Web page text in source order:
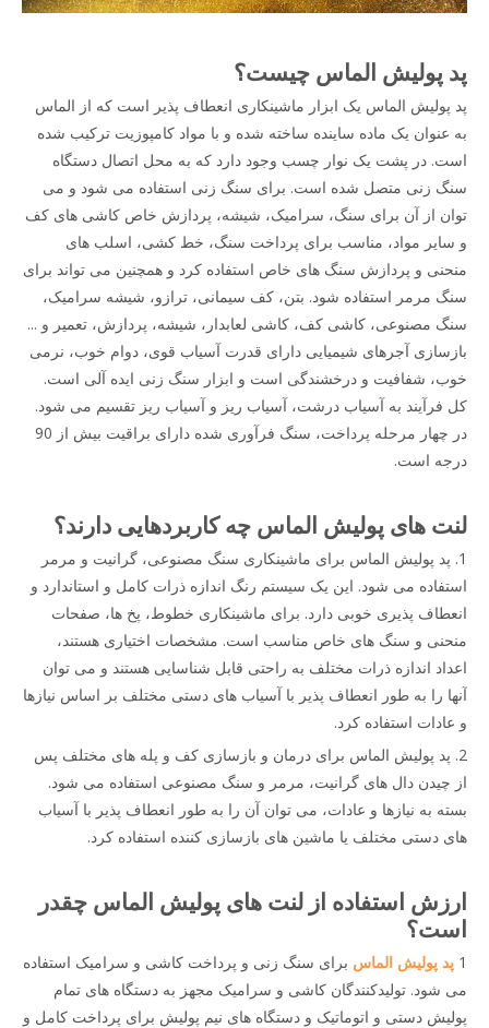
پد پولیش الماس چیست؟
پد پولیش الماس یک ابزار ماشینکاری انعطاف پذیر است که از الماس
به عنوان یک ماده ساینده ساخته شده و با مواد کامپوزیت ترکیب شده
است. در پشت یک نوار چسب وجود دارد که به محل اتصال دستگاه
سنگ زنی متصل شده است. برای سنگ زنی استفاده می شود و می
توان از آن برای سنگ، سرامیک، شیشه، پردازش خاص کاشی های کف
و سایر مواد، مناسب برای پرداخت سنگ، خط کشی، اسلب های
منحنی و پردازش سنگ های خاص استفاده کرد و همچنین می تواند برای
سنگ مرمر استفاده شود. بتن، کف سیمانی، ترازو، شیشه سرامیک،
سنگ مصنوعی، کاشی کف، کاشی لعابدار، شیشه، پردازش، تعمیر و ...
بازسازی آجرهای شیمیایی دارای قدرت آسیاب قوی، دوام خوب، نرمی
خوب، شفافیت و درخشندگی است و ابزار سنگ زنی ایده آلی است.
کل فرآیند به آسیاب درشت، آسیاب ریز و آسیاب ریز تقسیم می شود.
در چهار مرحله پرداخت، سنگ فرآوری شده دارای براقیت بیش از 90
درجه است.
لنت های پولیش الماس چه کاربردهایی دارند؟
1. پد پولیش الماس برای ماشینکاری سنگ مصنوعی، گرانیت و مرمر
استفاده می شود. این یک سیستم رنگ اندازه ذرات کامل و استاندارد و
انعطاف پذیری خوبی دارد. برای ماشینکاری خطوط، پخ ها، صفحات
منحنی و سنگ های خاص مناسب است. مشخصات اختیاری هستند،
اعداد اندازه ذرات مختلف به راحتی قابل شناسایی هستند و می توان
آنها را به طور انعطاف پذیر با آسیاب های دستی مختلف بر اساس نیازها
و عادات استفاده کرد.
2. پد پولیش الماس برای درمان و بازسازی کف و پله های مختلف پس
از چیدن دال های گرانیت، مرمر و سنگ مصنوعی استفاده می شود.
بسته به نیازها و عادات، می توان آن را به طور انعطاف پذیر با آسیاب
های دستی مختلف یا ماشین های بازسازی کننده استفاده کرد.
ارزش استفاده از لنت های پولیش الماس چقدر
است؟
1 پد پولیش الماس برای سنگ زنی و پرداخت کاشی و سرامیک استفاده
می شود. تولیدکنندگان کاشی و سرامیک مجهز به دستگاه های تمام
پولیش دستی و اتوماتیک و دستگاه های نیم پولیش برای پرداخت کامل و